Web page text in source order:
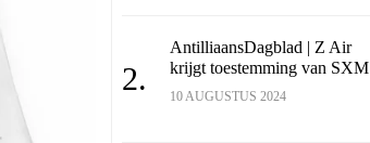
2.
AntilliaansDagblad | Z Air
krijgt toestemming van SXM
10 AUGUSTUS 2024